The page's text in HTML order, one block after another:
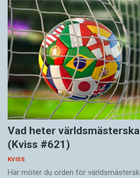
Vad heter
(Kviss #621)
KVISS
Här möter du orden för